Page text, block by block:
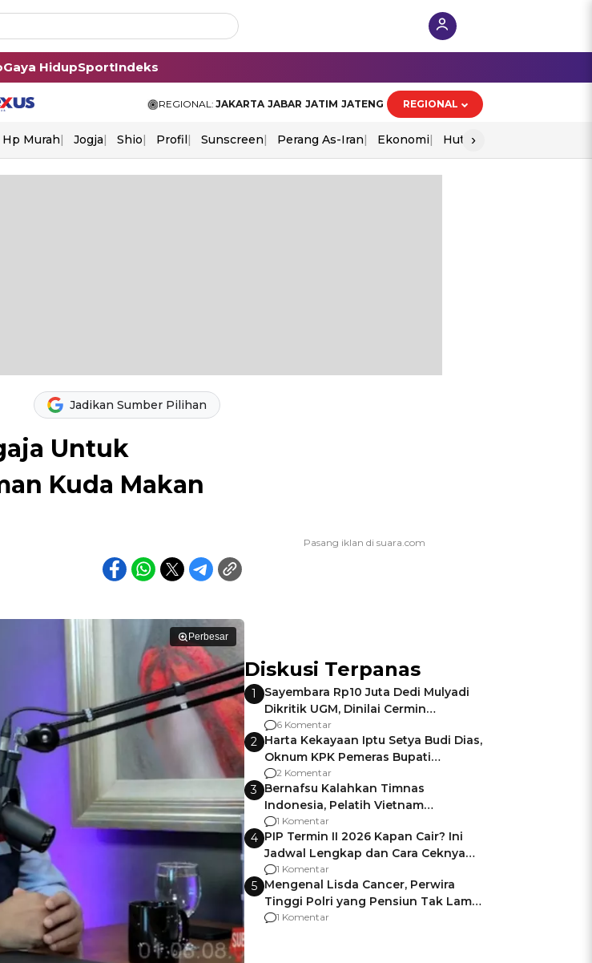
Gaya HidupSportIndeks
REGIONAL: JAKARTA JABAR JATIM JATENG REGIONAL
Hp Murah Jogja Shio Profil Sunscreen Perang As-Iran Ekonomi Hut Ri
›
Jadikan Sumber Pilihan
Untuk
Kuda Makan
Perbesar
Diskusi Terpanas
1
Sayembara Rp10 Juta Dedi Mulyadi
Dikritik UGM, Dinilai Cermin
Gagalnya Negara Jamin Keamanan
6 Komentar
2 Harta Kekayaan Iptu Setya Budi Dias,
Oknum KPK Pemeras Bupati
Pemalang
2 Komentar
3 Bernafsu Kalahkan Timnas
Indonesia, Pelatih Vietnam
Berencana Pakai Jimat di Pakansari
1 Komentar
4 PIP Termin II 2026 Kapan Cair? Ini
Jadwal Lengkap dan Cara Ceknya
agar Dana Tidak Hangus!
1 Komentar
5 Mengenal Lisda Cancer, Perwira
Tinggi Polri yang Pensiun Tak Lama
Usai Jadi Brigjen
1 Komentar